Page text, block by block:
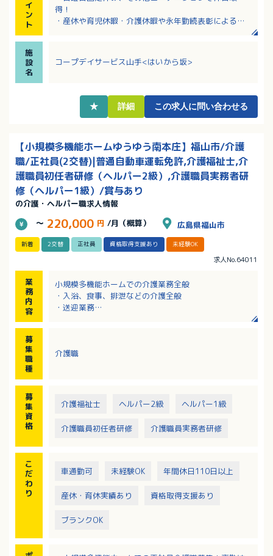
イ
ン
ト
得！
・産休や育児休暇・介護休暇や永年勤続表彰によるリ
ずれかの資格を所持で応募可能です。
・介護福祉士の資格があれば、別途手当あり！
施
設
名
コープデイサービス山手<はいから坂>
★ 詳細 この求人に問い合わせる
【小規模多機能ホームゆうゆう南本庄】福山市/介護
職/正社員(2交替)|普通自動車運転免許,介護福祉士,介
護職員初任者研修（ヘルパー2級）,介護職員実務者研
修（ヘルパー1級）/賞与あり
の介護・ヘルパー職求人情報
～ 220,000 円 /月（概算） 広島県福山市
新着 2交替 正社員 資格取得支援あり 未経験OK
求人No.64011
業
務
内
容
小規模多機能ホームでの介護業務全般
・入浴、食事、排泄などの介護全般
・送迎業務
と滞在時間約30分程度でできることをお手伝いするの
募
集
職
種
介護職
募
集
資
格
介護福祉士 ヘルパー2級 ヘルパー1級
介護職員初任者研修 介護職員実務者研修
こ
だ
わ
り
車通勤可 未経験OK 年間休日110日以上
産休・育休実績あり 資格取得支援あり
ブランクOK